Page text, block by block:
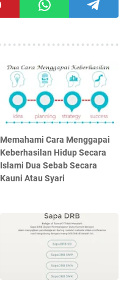
Memahami Cara Menggapai
Keberhasilan Hidup Secara
Islami Dua Sebab Secara
Kauni Atau Syari